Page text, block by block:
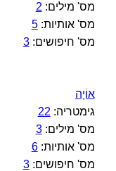
מס' מילים: 2
מס' אותיות:5
מס' חיפושים:3
אוֹיָה
גימטריה: 22
מס' מילים:3
מס' אותיות:6
מס' חיפושים:3